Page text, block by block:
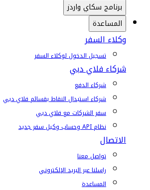
برنامج سكاي واردز
المساعدة
وكلاء السفر
تسجيل الدخول لوكلاء السفر
شركاء فلاي دبي
شركاء الدفع
شركاء استبدال النقاط بقسائم فلاي دبي
سفر الشركات مع فلاي دبي
نظام API وحساب وكيل سفر جديد
الاتصال
تواصل معنا
راسلنا عبر البريد الإلكتروني
المساعدة